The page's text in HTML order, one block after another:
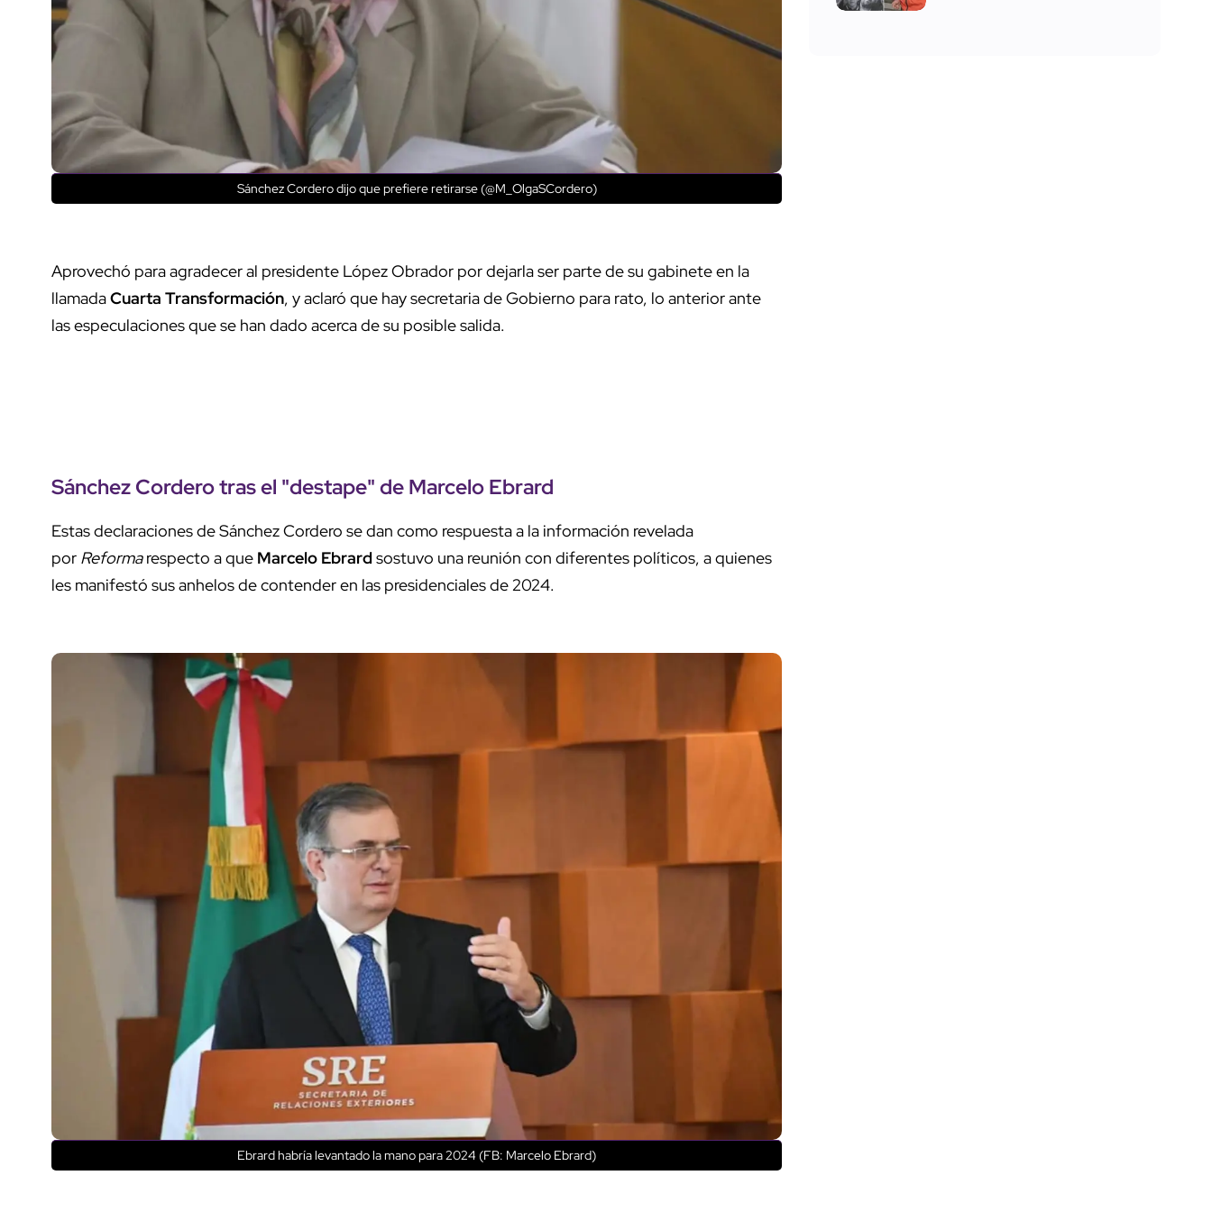
Sánchez Cordero dijo que prefiere retirarse (@M_OlgaSCordero)
Aprovechó para agradecer al presidente López Obrador por dejarla ser parte de su gabinete en la
llamadaCuarta Transformación, y aclaró que hay secretaria de Gobierno para rato, lo anterior ante
las especulaciones que se han dado acerca de su posible salida.
Sánchez Cordero tras el "destape" de Marcelo Ebrard
Estas declaraciones de Sánchez Cordero se dan como respuesta a la información revelada
por Reformarespecto a que Marcelo Ebrardsostuvo una reunión con diferentes políticos, a quienes
les manifestó sus anhelos de contender en las presidenciales de 2024.
Ebrard habría levantado la mano para 2024 (FB: Marcelo Ebrard)